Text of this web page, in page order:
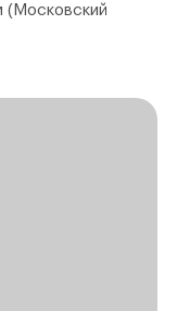
(Московский